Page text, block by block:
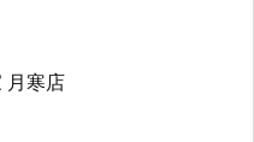
月寒店